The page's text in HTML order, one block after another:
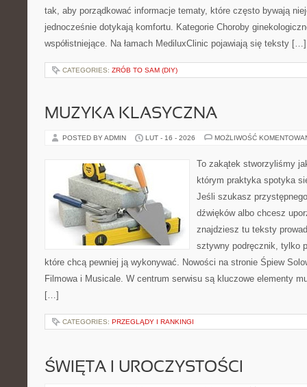
tak, aby porządkować informacje tematy, które często bywają
jednocześnie dotykają komfortu. Kategorie Choroby
współistniejące. Na łamach MediluxClinic pojawiają się teksty […]
CATEGORIES: ZRÓB TO SAM (DIY)
MUZYKA KLASYCZNA
POSTED BY ADMIN LUT - 16 - 2026 MOŻLIWOŚĆ
To zakątek stworzyliśmy
którym praktyka spotyka
Jeśli szukasz
dźwięków albo chcesz
znajdziesz tu teksty
sztywny podręcznik, tylko
które chcą pewniej ją wykonywać. Nowości na stronie Śpiew
Filmowa i Musicale. W centrum serwisu są kluczowe elementy
[…]
CATEGORIES: PRZEGLĄDY I RANKINGI
ŚWIĘTA I UROCZYSTOŚCI